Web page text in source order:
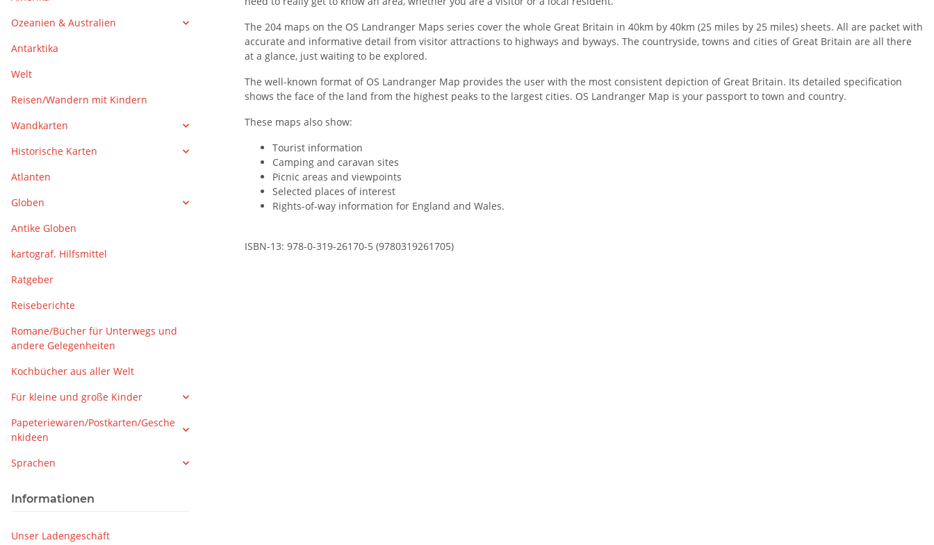
The 204 maps on the OS Landranger Maps series cover the whole Great Britain in 40km by 40km (25 miles by 25 miles) sheets. All are packet with
accurate and informative detail from visitor attractions to highways and byways. The countryside, towns and cities of Great Britain are all there
at a glance, just waiting to be explored.
The well-known format of OS Landranger Map provides the user with the most consistent depiction of Great Britain. Its detailed specification
shows the face of the land from the highest peaks to the largest cities. OS Landranger Map is your passport to town and country.
These maps also show:
Tourist information
Camping and caravan sites
Picnic areas and viewpoints
Selected places of interest
Rights-of-way information for England and Wales.
ISBN-13: 978-0-319-26170-5 (9780319261705)
Ozeanien & Australien
Antarktika
Welt
Reisen/Wandern mit Kindern
Wandkarten
Historische Karten
Atlanten
Globen
Antike Globen
kartograf. Hilfsmittel
Ratgeber
Reiseberichte
Romane/Bücher für Unterwegs und
andere Gelegenheiten
Kochbücher aus aller Welt
Für kleine und große Kinder
Papeteriewaren/Postkarten/Gesche
nkideen
Sprachen
Informationen
Unser Ladengeschäft